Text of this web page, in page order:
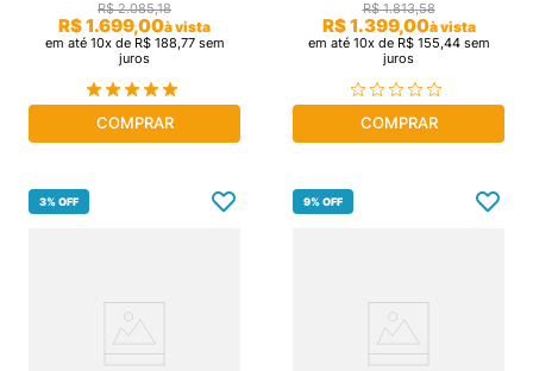
R$ 2.085,18
R$1.699,00à vista
em até 10x de R$ 188,77sem
juros
COMPRAR
R$ 1.813,58
R$1.399,00à vista
em até 10x de R$ 155,44sem
juros
COMPRAR
3%OFF 9%OFF